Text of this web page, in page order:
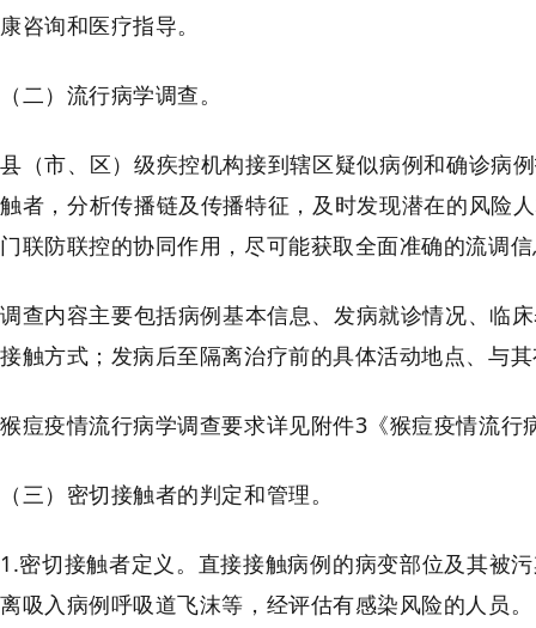
康咨询和医疗指导。
（二）流行病学调查。
县（市、区）级疾控机构接到辖区疑似病例和确诊病
触者，分析传播链及传播特征，及时发现潜在的风险
门联防联控的协同作用，尽可能获取全面准确的流调
调查内容主要包括病例基本信息、发病就诊情况、临
接触方式；发病后至隔离治疗前的具体活动地点、与
猴痘疫情流行病学调查要求详见附件3《猴痘疫情流行
（三）密切接触者的判定和管理。
1.密切接触者定义。直接接触病例的病变部位及其被
离吸入病例呼吸道飞沫等，经评估有感染风险的人员。